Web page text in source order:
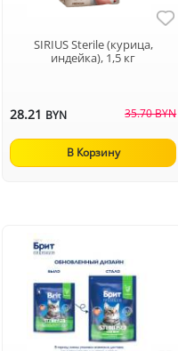
SIRIUS Sterile (курица,
индейка), 1,5 кг
28.21 BYN 35.70 BYN
В Корзину